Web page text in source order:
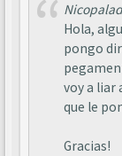
Hola,
pongo
voy a liar
que le
Gracias!